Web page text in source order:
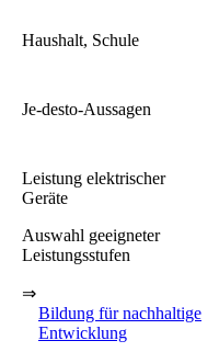
Haushalt, Schule
Je-desto-Aussagen
Leistung elektrischer
Geräte
Auswahl geeigneter
Leistungsstufen
⇒
Bildung für nachhaltige
Entwicklung